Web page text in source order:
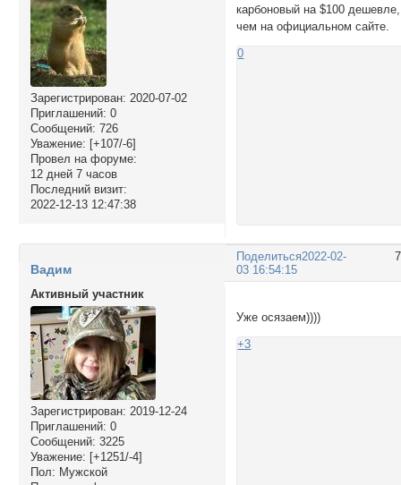
Зарегистрирован: 2020-07-02
Приглашений: 0
Сообщений: 726
Уважение: [+107/-6]
Провел на форуме:
12 дней 7 часов
Последний визит:
2022-12-13 12:47:38
карбоновый на $100 дешевле,
чем на официальном сайте.
0
Поделиться2022-02-
03 16:54:15
Вадим
Активный участник
Зарегистрирован: 2019-12-24
Приглашений: 0
Сообщений: 3225
Уважение: [+1251/-4]
Пол: Мужской
Уже осязаем))))
+3